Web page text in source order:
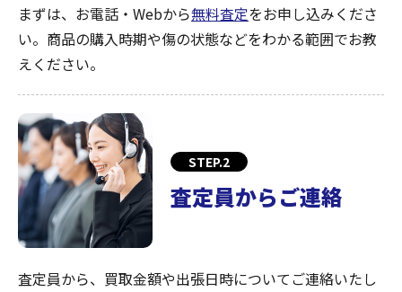
まずは、お電話・Webから無料査定をお申し込みくださ
い。商品の購入時期や傷の状態などをわかる範囲でお教
えください。
STEP.2
査定員からご連絡
査定員から、買取金額や出張日時についてご連絡いたし